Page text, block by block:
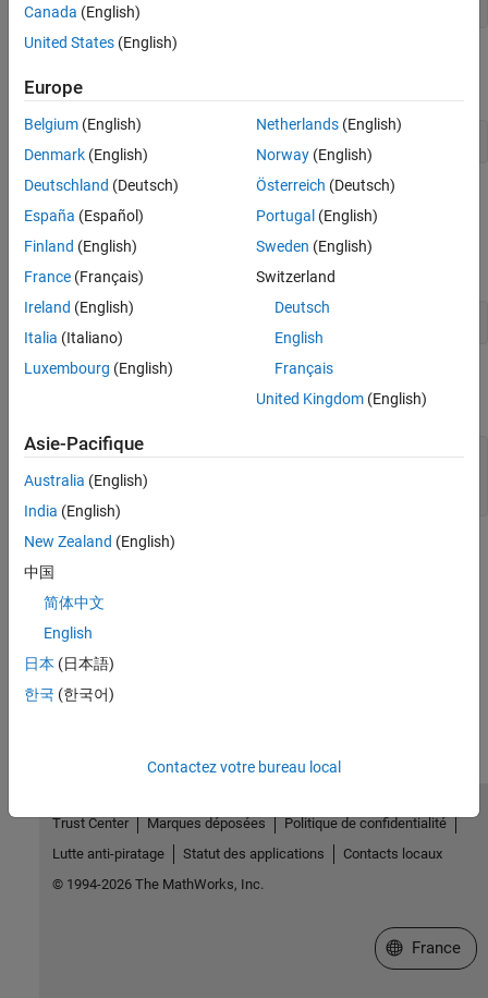
command:
Put the cursor into the document window and enter text.
To name the document myDocument.docx and save it in the
When you are finished, to close the document and application,
Save(newDoc);
Close(newDoc);
Quit(wordApp);
See Also
Topics
Work with Microsoft Excel Spreadsheets Using .NET
Canada (English)
United States (English)
Europe
Belgium (English)
Denmark (English)
Deutschland (Deutsch)
España (Español)
Finland (English)
France (Français)
Ireland (English)
Italia (Italiano)
Luxembourg (English)
Netherlands(English)
Norway(English)
Österreich (Deutsch)
Portugal (English)
Sweden (English)
Switzerland
Deutsch
English
Français
United Kingdom(English)
Asie-Pacifique
Australia (English)
India (English)
New Zealand (English)
中国
简体中文
English
日本 (日本語)
한국 (한국어)
Contactez votre bureau local
Trust Center Marques déposées
Politique de confidentialité
Lutte anti-piratage
Statut des applications
Contacts locaux
© 1994-2026 The MathWorks, Inc.
Sélectionner
France